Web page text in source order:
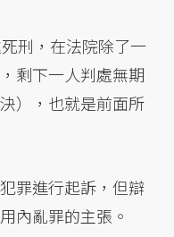
刑，在法院除了一
剩下一人判處無期
），也就是前面所
罪進行起訴，但辯
內亂罪的主張。